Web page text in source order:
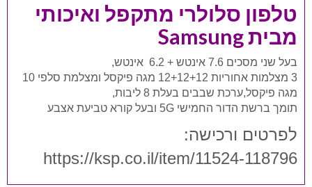
טלפון סלולרי מתקפל ואיכותי
מבית Samsung
בעל שני מסכים 7.6 אינטש + 6.2 אינטש,
3 מצלמות אחוריות 12+12+12 מגה פיקסל ומצלמת סלפי 10
מגה פיקסל,ערכת שבבים בעלת 8 ליבות,
תומך ברשת הדור החמישי 5G ובעל קורא טביעת אצבע
לפרטים ורכישה:
https://ksp.co.il/item/11524-118796